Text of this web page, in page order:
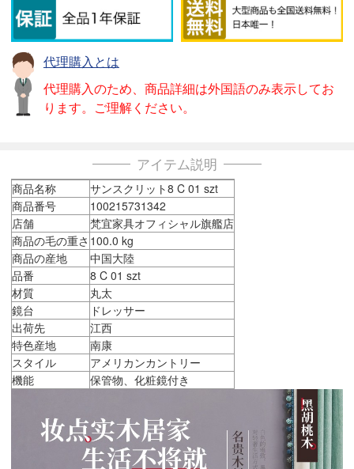
代理購入とは
代理購入のため、商品詳細は外国語のみ表示してお
ります。ご理解ください。
アイテム説明
商品名称
サンスクリット8 C 01 szt
商品番号
100215731342
店舗
梵宜家具オフィシャル旗艦店
商品の毛の重さ 100.0 kg
商品の産地
中国大陸
品番
8 C 01 szt
材質
丸太
鏡台
ドレッサー
出荷先
江西
特色産地
南康
スタイル
アメリカンカントリー
機能
保管物、化粧鏡付き